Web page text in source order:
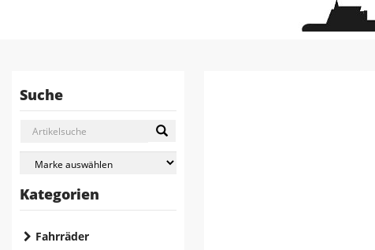
Suche
Kategorien
Fahrräder